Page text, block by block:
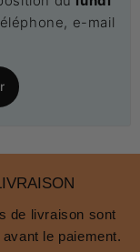
e-mail
de livraison sont
le paiement.